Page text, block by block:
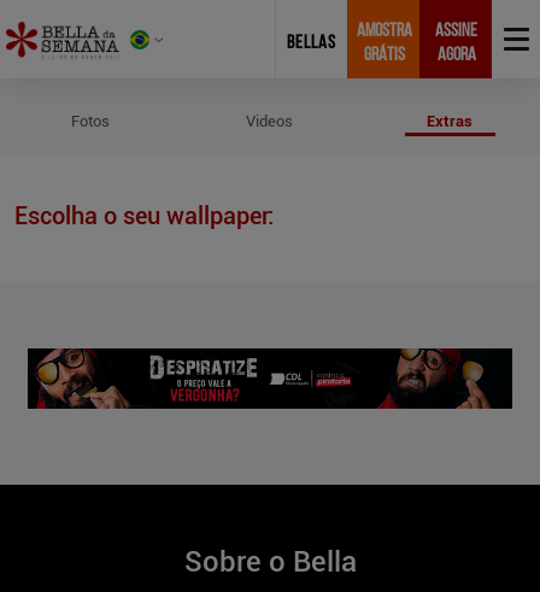
BELLAS
AMOSTRA
GRÁTIS
ASSINE
AGORA
Fotos Videos Extras
Escolha o seu wallpaper:
Sobre o Bella